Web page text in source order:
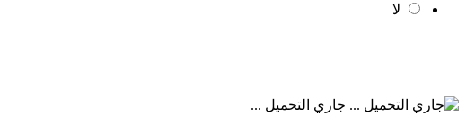
لا
جاري التحميل ...